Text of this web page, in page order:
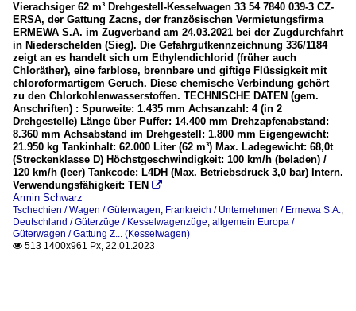
Vierachsiger 62 m³ Drehgestell-Kesselwagen 33 54 7840 039-3 CZ-
ERSA, der Gattung Zacns, der französischen Vermietungsfirma
ERMEWA S.A. im Zugverband am 24.03.2021 bei der Zugdurchfahrt
in Niederschelden (Sieg). Die Gefahrgutkennzeichnung 336/1184
zeigt an es handelt sich um Ethylendichlorid (früher auch
Chloräther), eine farblose, brennbare und giftige Flüssigkeit mit
chloroformartigem Geruch. Diese chemische Verbindung gehört
zu den Chlorkohlenwasserstoffen. TECHNISCHE DATEN (gem.
Anschriften) : Spurweite: 1.435 mm Achsanzahl: 4 (in 2
Drehgestelle) Länge über Puffer: 14.400 mm Drehzapfenabstand:
8.360 mm Achsabstand im Drehgestell: 1.800 mm Eigengewicht:
21.950 kg Tankinhalt: 62.000 Liter (62 m³) Max. Ladegewicht: 68,0t
(Streckenklasse D) Höchstgeschwindigkeit: 100 km/h (beladen) /
120 km/h (leer) Tankcode: L4DH (Max. Betriebsdruck 3,0 bar) Intern.
Verwendungsfähigkeit: TEN 
Armin Schwarz
Tschechien / Wagen / Güterwagen, Frankreich / Unternehmen / Ermewa S.A.,
Deutschland / Güterzüge / Kesselwagenzüge, allgemein Europa /
Güterwagen / Gattung Z... (Kesselwagen)
 513 1400x961 Px, 22.01.2023